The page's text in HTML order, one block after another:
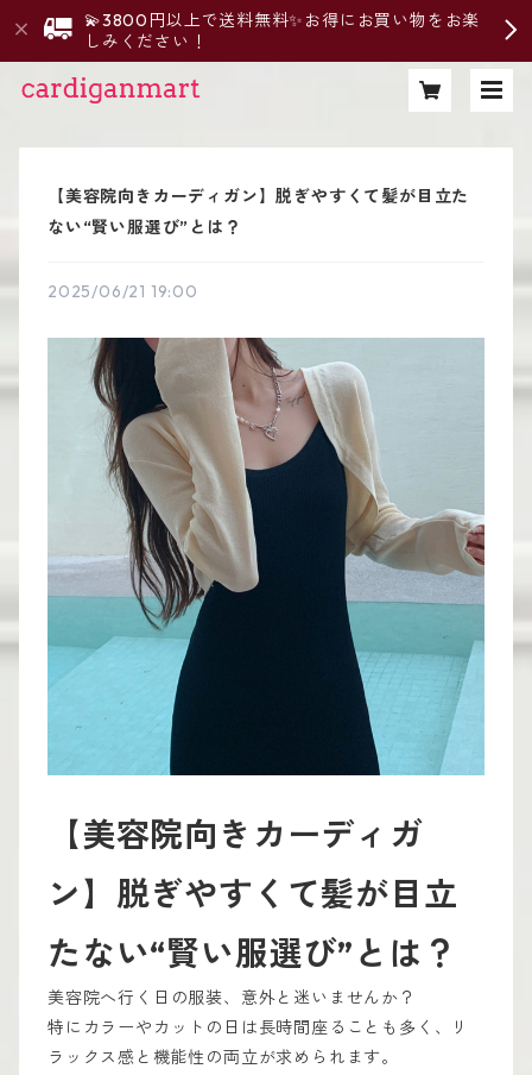
💫3800円以上で送料無料✨お得にお買い物をお楽
しみください！
【美容院向きカーディガン】脱ぎやすくて髪が目立た
ない“賢い服選び”とは？
2025/06/21 19:00
【美容院向きカーディガ
ン】脱ぎやすくて髪が目立
たない“賢い服選び”とは？
美容院へ行く日の服装、意外と迷いませんか？
特にカラーやカットの日は長時間座ることも多く、リ
ラックス感と機能性の両立が求められます。